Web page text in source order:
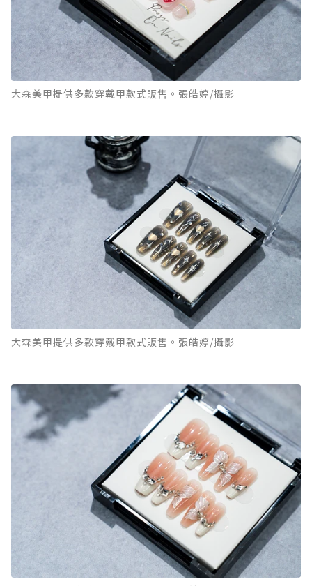
大森美甲提供多款穿戴甲款式販售。張皓婷/攝影
大森美甲提供多款穿戴甲款式販售。張皓婷/攝影